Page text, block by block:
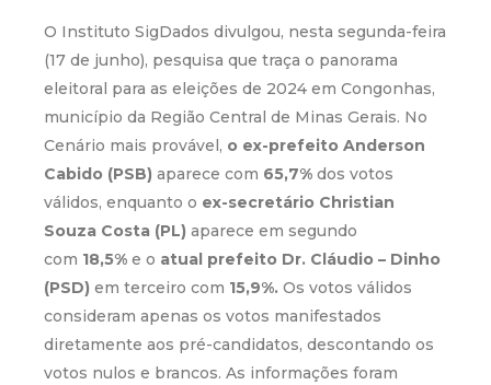
O Instituto SigDados divulgou, nesta segunda-feira
(17 de junho), pesquisa que traça o panorama
eleitoral para as eleições de 2024 em Congonhas,
município da Região Central de Minas Gerais. No
Cenário mais provável, o ex-prefeito Anderson
Cabido (PSB) aparece com 65,7% dos votos
válidos, enquanto o ex-secretário Christian
Souza Costa (PL) aparece em segundo
com 18,5% e o atual prefeito Dr. Cláudio – Dinho
(PSD) em terceiro com 15,9%. Os votos válidos
consideram apenas os votos manifestados
diretamente aos pré-candidatos, descontando os
votos nulos e brancos. As informações foram